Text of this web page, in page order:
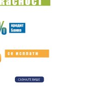
koju nam je NATO pobio
će uranijum biti prebačen
Srpskoj: Isplaćeno